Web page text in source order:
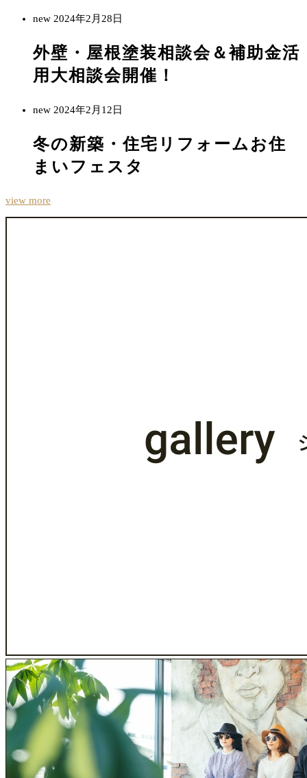
new 2024年2月28日
外壁・屋根塗装相談会＆補助金活
用大相談会開催！
new 2024年2月12日
冬の新築・住宅リフォームお住
まいフェスタ
view more